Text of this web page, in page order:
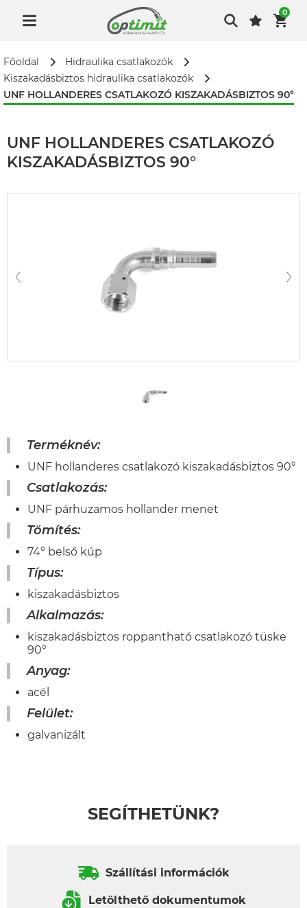
0
Főoldal
Hidraulika csatlakozók
Kiszakadásbiztos hidraulika csatlakozók
UNF HOLLANDERES CSATLAKOZÓ KISZAKADÁSBIZTOS 90°
UNF HOLLANDERES CSATLAKOZÓ
KISZAKADÁSBIZTOS 90°
Terméknév:
UNF hollanderes csatlakozó kiszakadásbiztos 90°
Csatlakozás:
UNF párhuzamos hollander menet
Tömítés:
74° belső kúp
Típus:
kiszakadásbiztos
Alkalmazás:
kiszakadásbiztos roppantható csatlakozó tüske
90°
Anyag:
acél
Felület:
galvanizált
SEGÍTHETÜNK?
Szállítási információk
Letölthető dokumentumok